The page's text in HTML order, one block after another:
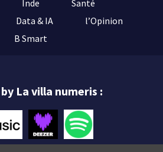
Inde
Santé
Data & IA
l’Opinion
B Smart
La villa numeris :